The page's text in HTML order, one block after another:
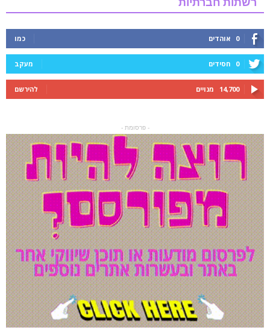
0 אוהדים כמו
0 חסידים מעקב
14,700 מנויים להירשם
- פרסומת -